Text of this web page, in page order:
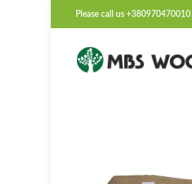
Please call us +380970470010